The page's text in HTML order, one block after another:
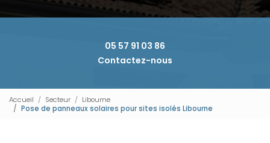
05 57 91 03 86
Contactez-nous
Accueil Secteur
Libourne
Pose de panneaux solaires pour sites isolés Libourne